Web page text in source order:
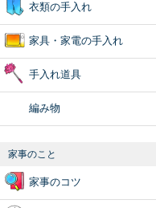
衣類の手入れ
家具・家電の手入れ
手入れ道具
編み物
家事のこと
家事のコツ